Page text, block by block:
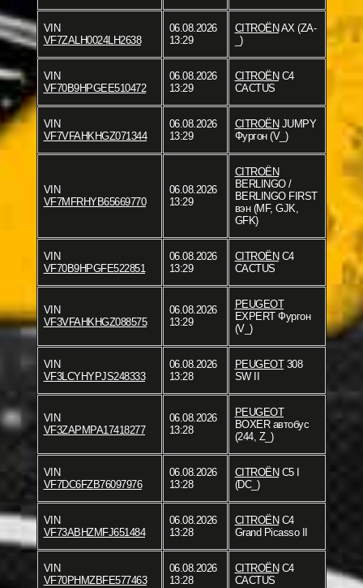
VIN
VF7ZALH0024LH2638
06.08.2026
13:29
CITROËN AX (ZA-
_)
VIN
VF70B9HPGEE510472
06.08.2026
13:29
CITROËN C4
CACTUS
VIN
VF7VFAHKHGZ071344
06.08.2026
13:29
CITROËN JUMPY
Фургон (V_)
VIN
VF7MFRHYB65669770
06.08.2026
13:29
CITROËN
BERLINGO /
BERLINGO FIRST
вэн (MF, GJK,
GFK)
VIN
VF70B9HPGFE522851
06.08.2026
13:29
CITROËN C4
CACTUS
VIN
VF3VFAHKHGZ088575
06.08.2026
13:29
PEUGEOT
EXPERT Фургон
(V_)
VIN
VF3LCYHYPJS248333
06.08.2026
13:28
PEUGEOT308
SW II
VIN
VF3ZAPMPA17418277
06.08.2026
13:28
PEUGEOT
BOXER автобус
(244, Z_)
VIN
VF7DC6FZB76097976
06.08.2026
13:28
CITROËN C5 I
(DC_)
VIN
VF73ABHZMFJ651484
06.08.2026
13:28
CITROËN C4
Grand Picasso II
VIN
VF70PHMZBFE577463
06.08.2026
13:28
CITROËN C4
CACTUS